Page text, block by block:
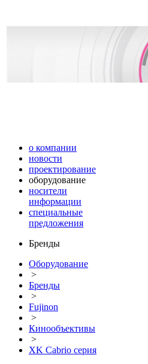
о компании
новости
проектирование
оборудование
носители
информации
специальные
предложения
Бренды
Оборудование
>
Бренды
>
Fujinon
>
Кинообъективы
>
XK Cabrio серия